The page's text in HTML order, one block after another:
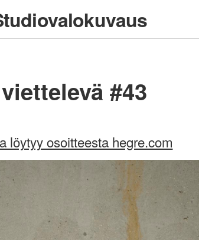
#43
löytyy osoitteesta hegre.com